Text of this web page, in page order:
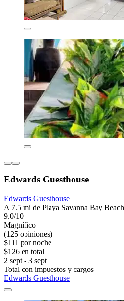
Edwards Guesthouse
Edwards Guesthouse
A 7.5 mi de Playa Savanna Bay Beach
9.0/10
Magnífico
(125 opiniones)
$111 por noche
$126 en total
2 sept - 3 sept
Total con impuestos y cargos
Edwards Guesthouse